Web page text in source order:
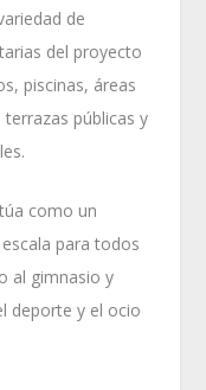
de
del proyecto
piscinas, áreas
públicas y
como un
para todos
al gimnasio y
deporte y el ocio